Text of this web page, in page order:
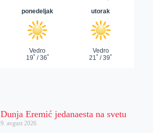
Dunja Eremić jedanaesta na svetu
9. avgust 2026.